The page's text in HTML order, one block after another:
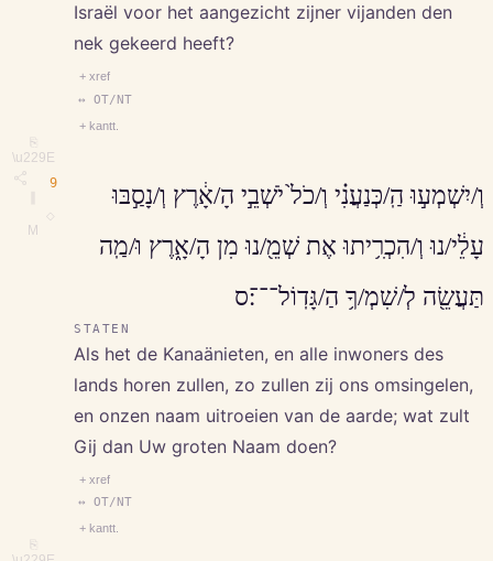
⎘
\u229E
M
Israël voor het aangezicht zijner vijanden den
nek gekeerd heeft?
+ xref
↔ OT/NT
+ kantt.
9
⎘
וְ/יִשְׁמְע֣וּ הַֽ/כְּנַעֲנִ֗י וְ/כֹל֙ יֹשְׁבֵ֣י הָ/אָ֔רֶץ וְ/נָסַ֣בּוּ
עָלֵ֔י/נוּ וְ/הִכְרִ֥יתוּ אֶת שְׁמֵ֖/נוּ מִן הָ/אָ֑רֶץ וּ/מַֽה
תַּעֲשֵׂ֖ה לְ/שִׁמְ/ךָ֥ הַ/גָּדֽוֹל־־־׃ס
STATEN
Als het de Kanaänieten, en alle inwoners des
lands horen zullen, zo zullen zij ons omsingelen,
en onzen naam uitroeien van de aarde; wat zult
Gij dan Uw groten Naam doen?
+ xref
↔ OT/NT
+ kantt.